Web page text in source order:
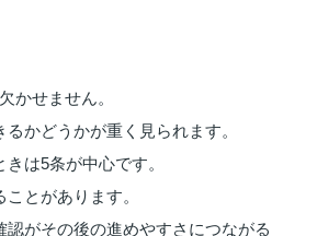
かせません。
かどうかが重く見られます。
は5条が中心です。
とがあります。
がその後の進めやすさにつながる